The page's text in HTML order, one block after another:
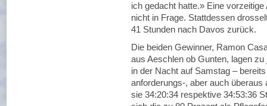
ich gedacht hatte.» Eine
nicht in Frage. Stattdessen
41 Stunden nach Davos zurück.
Die beiden Gewinner, Ramon
aus Aeschlen ob Gunten, lagen
in der Nacht auf Samstag –
anforderungs-, aber auch
sie 34:20:34 respektive 34:53:36